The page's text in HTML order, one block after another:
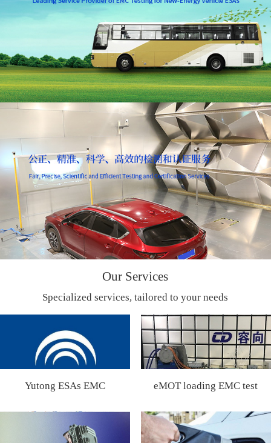
Our Services
Specialized services, tailored to your needs
Yutong ESAs EMC
eMOT loading EMC test